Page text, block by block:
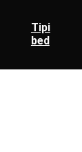
Tipi
bed